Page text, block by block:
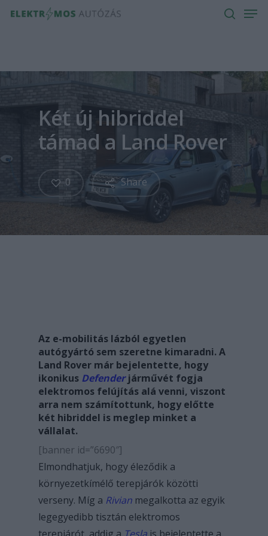
Skip
Két új hibriddel
támad a Land Rover
Share
0
Az e-mobilitás lázból egyetlen
autógyártó sem szeretne kimaradni. A
Land Rover már bejelentette, hogy
ikonikus Defender járművét fogja
elektromos felújítás alá venni, viszont
arra nem számítottunk, hogy előtte
két hibriddel is meglep minket a
vállalat.
[banner id=”6690″]
Elmondhatjuk, hogy éleződik a
környezetkímélő terepjárók közötti
verseny. Míg a Rivian megalkotta az egyik
legegyedibb tisztán elektromos